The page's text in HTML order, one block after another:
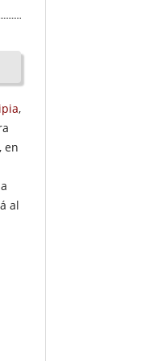
,
en
al